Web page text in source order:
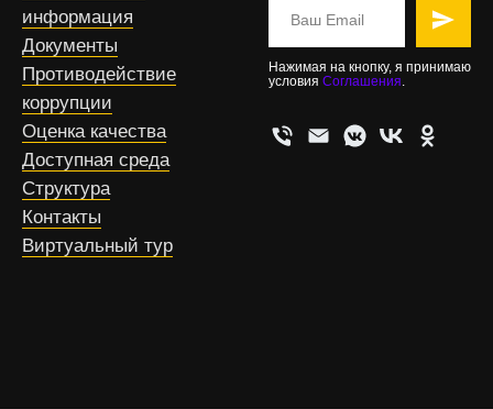
информация
Документы
Противодействие
коррупции
Оценка качества
Доступная среда
Структура
Контакты
Виртуальный тур
Нажимая на кнопку, я принимаю
условия Соглашения.